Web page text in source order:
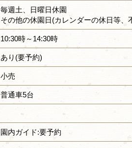
毎週土、日曜日休園
その他の休園日(カレンダーの休日等、
10:30時～14:30時
あり(要予約)
小売
普通車5台
園内ガイド:要予約